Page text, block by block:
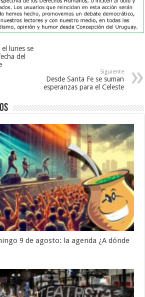
lunes se
del
Siguiente
Desde Santa Fe se suman
esperanzas para el Celeste
9 de agosto: la agenda ¿A dónde